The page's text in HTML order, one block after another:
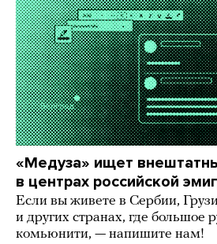
«Медуза» ищет
в центрах российской
Если вы живете в Сербии,
и других странах, где большое
комьюнити, — напишите нам!